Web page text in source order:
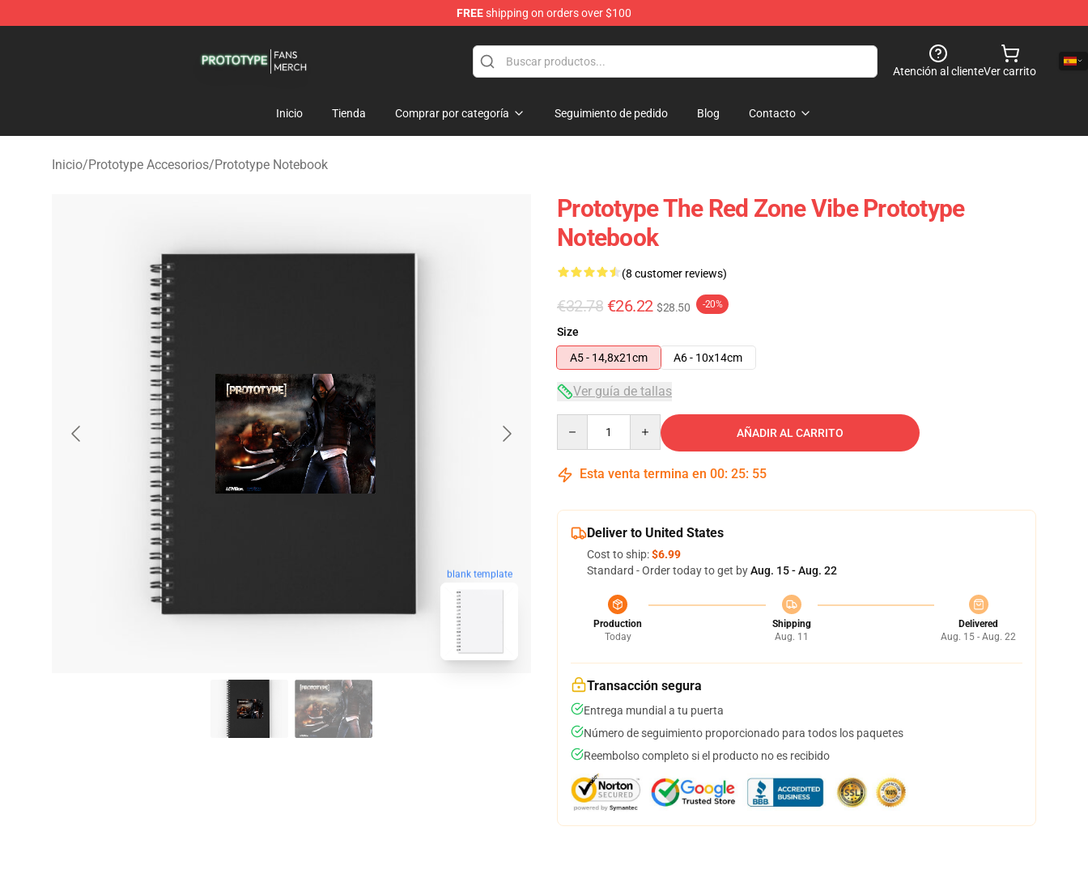
FREEshipping on orders over $100
Atención al clienteVer carrito
Inicio Tienda Comprar por categoría Seguimiento de pedido Blog Contacto
Inicio/Prototype Accesorios/Prototype Notebook
blank template
Prototype The Red Zone Vibe Prototype
Notebook
(8 customer reviews)
€32.78 €26.22 $28.50 -20%
Size
A5 - 14,8x21cm
A6 - 10x14cm
Ver guía de tallas
AÑADIR AL CARRITO
Esta venta termina en 00: 25: 54
Deliver to United States
Cost to ship:$6.99
Standard - Order today to get byAug. 15 - Aug. 22
Production
Today
Shipping
Aug. 11
Delivered
Aug. 15 - Aug. 22
Transacción segura
Entrega mundial a tu puerta
Número de seguimiento proporcionado para todos los paquetes
Reembolso completo si el producto no es recibido